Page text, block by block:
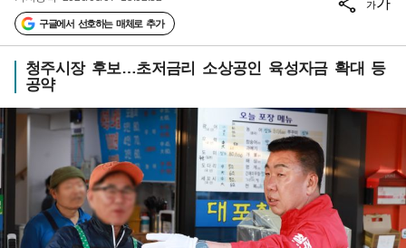
구글에서 선호하는 매체로 추가
가
청주시장 후보…초저금리 소상공인 육성자금 확대 등
공약